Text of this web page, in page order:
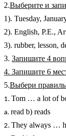
2.Выберите и
1). Tuesday,
2). English, P.E.,
3). rubber, lesson,
3. Запишите 4
4. Запишите 6
5.Выбери
Tom … a lot of
read b) reads
They always …